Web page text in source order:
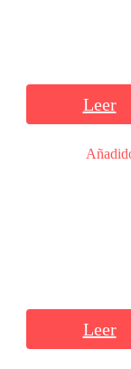
Leer
Leer